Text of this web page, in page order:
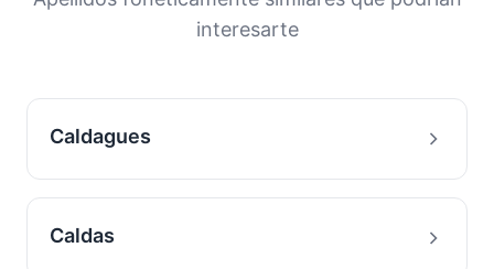
interesarte
Caldagues
Caldas